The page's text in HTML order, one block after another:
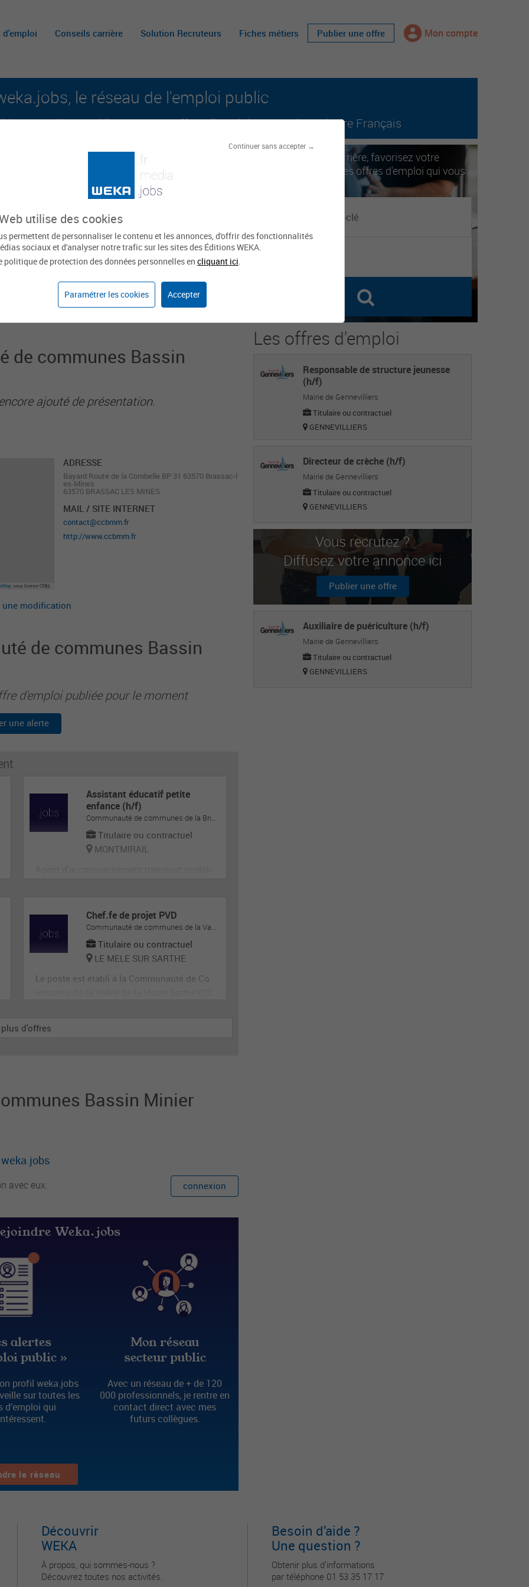
Continuer sans accepter →
utilise des cookies
permettent de personnaliser le contenu et les annonces, d'offrir des fonctionnalités
sociaux et d'analyser notre trafic sur les sites des Éditions WEKA.
politique de protection des données personnelles en cliquant ici
Paramétrer les cookies Accepter
d'emploi Conseils carrière Solution Recruteurs Fiches métiers Publier une offre Mon compte
le réseau de l'emploi public
aux carrières publiques et aux offres d'emploi sur tout le territoire Français
Bassin Minier
1
Agent sur weka.jobs
de communes Bassin
ajouté de présentation.
, sous licence ODbL
ADRESSE
Bayard Route de la Combelle BP 31 63570 Brassac-l
es-Mines
63570 BRASSAC LES MINES
MAIL / SITE INTERNET
contact@ccbmm.fr
http://www.ccbmm.fr
une modification
de communes Bassin
d'emploi publiée pour le moment
une alerte
Assistant éducatif petite
enfance (h/f)
Communauté de communes de la Brie-Champenoise
Titulaire ou contractuel
MONTMIRAIL
Chef.fe de projet PVD
Communauté de communes de la Vallée de la Haute-Sarthe
Titulaire ou contractuel
LE MELE SUR SARTHE
Le poste est établi à la Communauté de Co
d'offres
Bassin Minier
avec eux. connexion
Weka.jobs
alertes
public »
profil weka.jobs
sur toutes les
d’emploi qui
Mon réseau
secteur public
Avec un réseau de + de 120
000 professionnels, je rentre en
contact direct avec mes
futurs collègues.
le réseau
Accélérez votre carrière, favorisez votre
mobilité. Trouvez les offres d'emploi qui vous
Les offres d'emploi
Responsable de structure jeunesse
(h/f)
Mairie de Gennevilliers
Titulaire ou contractuel
GENNEVILLIERS
Directeur de crèche (h/f)
Mairie de Gennevilliers
Titulaire ou contractuel
GENNEVILLIERS
Vous recrutez ?
Diffusez votre annonce ici
Publier une offre
Auxiliaire de puériculture (h/f)
Mairie de Gennevilliers
Titulaire ou contractuel
GENNEVILLIERS
Découvrir
WEKA
À propos, qui sommes-nous ?
Découvrez toutes nos activités.
Besoin d’aide ?
Une question ?
Obtenir plus d’informations
par téléphone 01 53 35 17 17